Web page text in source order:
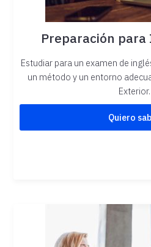
Preparación para
Estudiar para un examen de
un método y un entorno
Quiero